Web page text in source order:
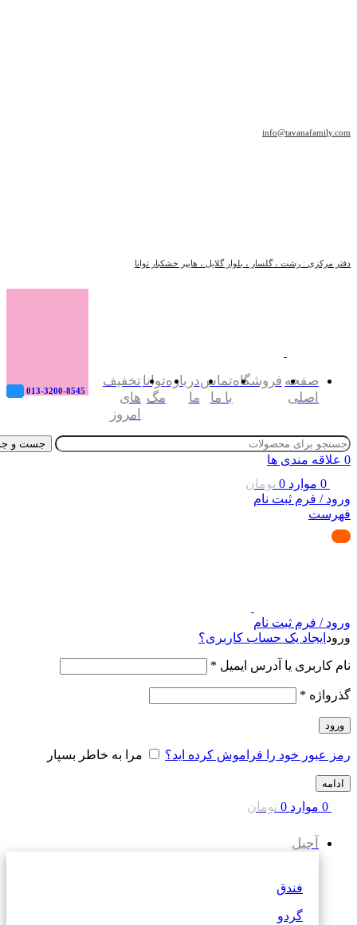
info@tavanafamily.com
دفتر مرکزی : رشت ، گلسار ، بلوار گلایل ، هایپر خشکبار توانا
013-3200-8545
صفحه
اصلی
فروشگاهتماس
با ما
درباره
ما
توانا
مگ
تخفیف
های
امروز
جست و
0 علاقه مندی ها
0 موارد 0 تومان
ورود / فرم ثبت نام
فهرست
ورود / فرم ثبت نام
ورود ایجاد یک حساب کاربری؟
نام کاربری یا آدرس ایمیل *
گذرواژه *
ورود
رمز عبور خود را فراموش کرده اید؟ مرا به خاطر بسپار
ادامه
0 موارد 0 تومان
آجیل
فندق
گردو